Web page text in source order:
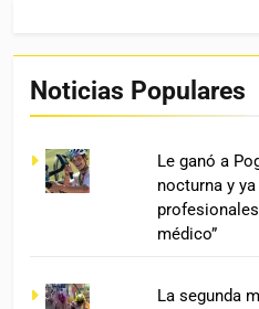
Noticias Populares
Le ganó a
nocturna y
médico”
La segunda